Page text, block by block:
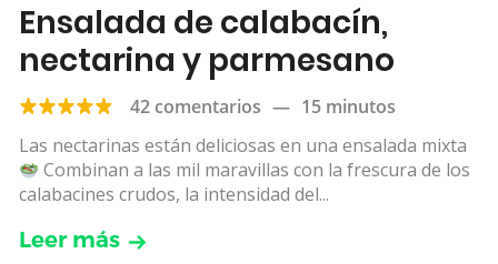
Ensalada de calabacín,
nectarina y parmesano
42 comentarios — 15 minutos
Las nectarinas están deliciosas en una ensalada mixta
Combinan a las mil maravillas con la frescura de los
calabacines crudos, la intensidad del...
Leer más